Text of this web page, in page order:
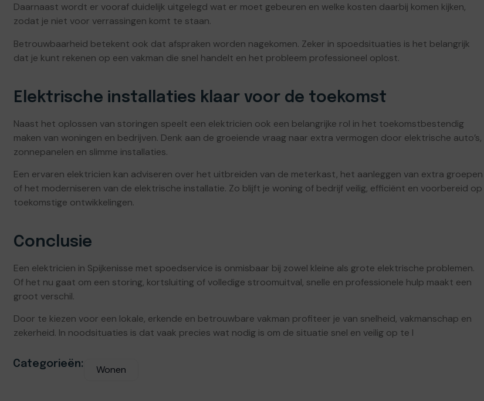
Daarnaast wordt er vooraf duidelijk uitgelegd wat er moet gebeuren en welke kosten daarbij komen kijken,
zodat je niet voor verrassingen komt te staan.
Betrouwbaarheid betekent ook dat afspraken worden nagekomen. Zeker in spoedsituaties is het belangrijk
dat je kunt rekenen op een vakman die snel handelt en het probleem professioneel oplost.
Elektrische installaties klaar voor de toekomst
Naast het oplossen van storingen speelt een elektricien ook een belangrijke rol in het toekomstbestendig
maken van woningen en bedrijven. Denk aan de groeiende vraag naar extra vermogen door elektrische auto’s,
zonnepanelen en slimme installaties.
Een ervaren elektricien kan adviseren over het uitbreiden van de meterkast, het aanleggen van extra groepen
of het moderniseren van de elektrische installatie. Zo blijft je woning of bedrijf veilig, efficiënt en voorbereid op
toekomstige ontwikkelingen.
Conclusie
Een elektricien in Spijkenisse met spoedservice is onmisbaar bij zowel kleine als grote elektrische problemen.
Of het nu gaat om een storing, kortsluiting of volledige stroomuitval, snelle en professionele hulp maakt een
groot verschil.
Door te kiezen voor een lokale, erkende en betrouwbare vakman profiteer je van snelheid, vakmanschap en
zekerheid. In noodsituaties is dat vaak precies wat nodig is om de situatie snel en veilig op te l
Categorieën: Wonen